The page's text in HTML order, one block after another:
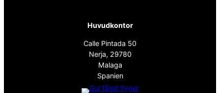
Huvudkontor
Calle Pintada 50
Nerja, 29780
Malaga
Spanien